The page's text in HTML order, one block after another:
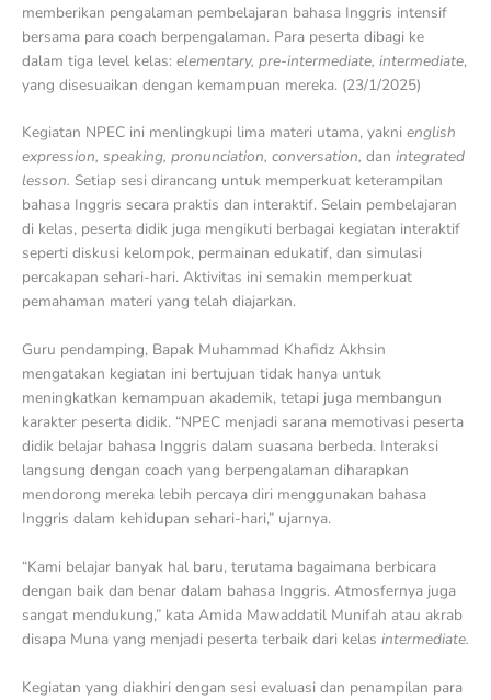
memberikan pengalaman pembelajaran bahasa Inggris intensif
bersama para coach berpengalaman. Para peserta dibagi ke
dalam tiga level kelas: elementary, pre-intermediate, intermediate,
yang disesuaikan dengan kemampuan mereka. (23/1/2025)
Kegiatan NPEC ini menlingkupi lima materi utama, yakni english
expression, speaking, pronunciation, conversation, dan integrated
lesson. Setiap sesi dirancang untuk memperkuat keterampilan
bahasa Inggris secara praktis dan interaktif. Selain pembelajaran
di kelas, peserta didik juga mengikuti berbagai kegiatan interaktif
seperti diskusi kelompok, permainan edukatif, dan simulasi
percakapan sehari-hari. Aktivitas ini semakin memperkuat
pemahaman materi yang telah diajarkan.
Guru pendamping, Bapak Muhammad Khafidz Akhsin
mengatakan kegiatan ini bertujuan tidak hanya untuk
meningkatkan kemampuan akademik, tetapi juga membangun
karakter peserta didik. “NPEC menjadi sarana memotivasi peserta
didik belajar bahasa Inggris dalam suasana berbeda. Interaksi
langsung dengan coach yang berpengalaman diharapkan
mendorong mereka lebih percaya diri menggunakan bahasa
Inggris dalam kehidupan sehari-hari,” ujarnya.
“Kami belajar banyak hal baru, terutama bagaimana berbicara
dengan baik dan benar dalam bahasa Inggris. Atmosfernya juga
sangat mendukung,” kata Amida Mawaddatil Munifah atau akrab
disapa Muna yang menjadi peserta terbaik dari kelas intermediate.
Kegiatan yang diakhiri dengan sesi evaluasi dan penampilan para